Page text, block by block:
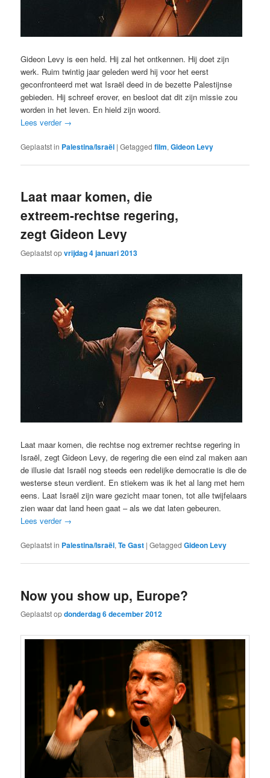
Gideon Levy is een held. Hij zal het ontkennen. Hij doet zijn
werk. Ruim twintig jaar geleden werd hij voor het eerst
geconfronteerd met wat Israël deed in de bezette Palestijnse
gebieden. Hij schreef erover, en besloot dat dit zijn missie zou
worden in het leven. En hield zijn woord.
Lees verder →
Geplaatst in Palestina/Israël |Getagged film,Gideon Levy
Laat maar komen, die
extreem-rechtse regering,
zegt Gideon Levy
Geplaatst opvrijdag 4 januari 2013
Laat maar komen, die rechtse nog extremer rechtse regering in
Israël, zegt Gideon Levy, de regering die een eind zal maken aan
de illusie dat Israël nog steeds een redelijke democratie is die de
westerse steun verdient. En stiekem was ik het al lang met hem
eens. Laat Israël zijn ware gezicht maar tonen, tot alle twijfelaars
zien waar dat land heen gaat – als we dat laten gebeuren.
Lees verder →
Geplaatst in Palestina/Israël,Te Gast |Getagged Gideon Levy
Now you show up, Europe?
Geplaatst opdonderdag 6 december 2012